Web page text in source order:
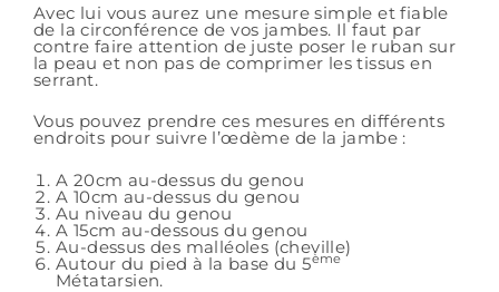
Avec lui vous aurez une mesure simple et fiable
de la circonférence de vos jambes. Il faut par
contre faire attention de juste poser le ruban sur
la peau et non pas de comprimer les tissus en
serrant.
Vous pouvez prendre ces mesures en différents
endroits pour suivre l’œdème de la jambe :
A 20cm au-dessus du genou
A 10cm au-dessus du genou
Au niveau du genou
A 15cm au-dessous du genou
Au-dessus des malléoles (cheville)
Autour du pied à la base du 5ème
Métatarsien.